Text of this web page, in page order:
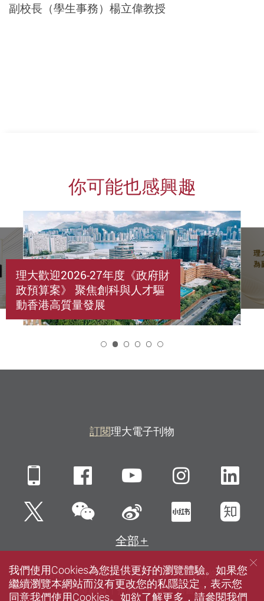
副校長（學生事務）楊立偉教授
你可能也感興趣
理大歡迎2026-27年度《政府財
政預算案》 聚焦創科與人才驅
動香港高質量發展
訂閱理大電子刊物
Mobile FacebookYouTube
Twitter微信 新浪微博小紅書知
全部
網站指南 聯絡我們 私隱政策聲明
使用條款
無障礙網頁
招聘 傳媒 圖書館
我們使用Cookies為您提供更好的瀏覽體驗。如果您
繼續瀏覽本網站而沒有更改您的私隱設定，表示您
同意我們使用Cookies。如欲了解更多，請參閱我們